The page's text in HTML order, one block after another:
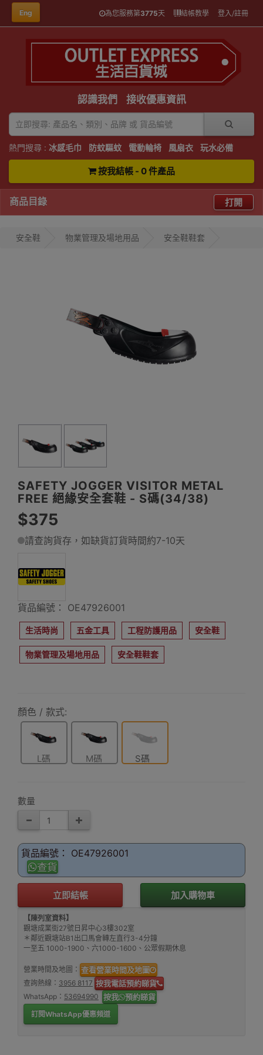
Eng 為您服務第3775天 結帳教學 登入/註冊
認識我們 接收優惠資訊
熱門搜尋 : 冰感毛巾 防蚊驅蚊 電動輪椅 風扇衣 玩水必備
按我結帳 - 0 件產品
商品目錄 打開
安全鞋 物業管理及場地用品 安全鞋鞋套
SAFETY JOGGER VISITOR METAL
FREE 絕緣安全套鞋 - S碼(34/38)
$375
請查詢貨存，如缺貨訂貨時間約7-10天
貨品編號： OE47926001
生活時尚 五金工具 工程防護用品 安全鞋
物業管理及場地用品 安全鞋鞋套
顏色 / 款式:
L碼
M碼
S碼
數量
貨品編號： OE47926001
查貨
立即結帳 加入購物車
【陳列室資料】
觀塘成業街27號日昇中心3樓302室
＊鄰近觀塘站B1出口馬會轉左直行3-4分鐘
一至五 1000-1900、六1000-1600、公眾假期休息
營業時間及地圖： 查看營業時間及地圖
查詢熱線： 3956 8117 按我電話預約睇貨
WhatsApp： 53694990 按我 預約睇貨
訂閱WhatsApp優惠頻道